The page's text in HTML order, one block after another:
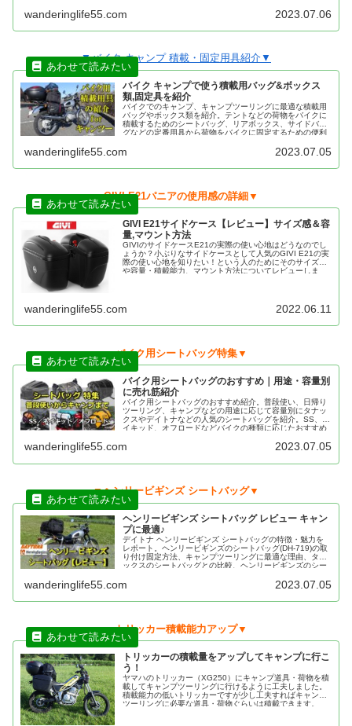
wanderinglife55.com 2023.07.06
▼バイク キャンプ 積載・固定用具紹介▼
バイク キャンプで使う積載用バッグ&ボックス
類,固定具を紹介
バイクでのキャンプ、キャンプツーリングに最適な積載用
バッグやボックス類を紹介。テントなどの荷物をバイクに
積載するためのシートバッグ、リアボックス、サイドバッ
グなどの定番用具から荷物をバイクに固定するための便利
wanderinglife55.com 2023.07.05
▼GIVI E21パニアの使用感の詳細▼
GIVI E21サイドケース【レビュー】サイズ感＆容
量,マウント方法
GIVIのサイドケースE21の実際の使い心地はどうなのでし
ょうか？小ぶりなサイドケースとして人気のGIVI E21の実
際の使い心地を知りたい！という人のためにそのサイズ感
や容量・積載能力、マウント方法についてレビューしま
wanderinglife55.com 2022.06.11
▼バイク用シートバッグ特集▼
バイク用シートバッグのおすすめ｜用途・容量別
に売れ筋紹介
バイク用シートバッグのおすすめ紹介。普段使い、日帰り
ツーリング、キャンプなどの用途に応じて容量別にタナッ
クスやデイトナなどの人気のシートバッグを紹介。SS、ネ
イキッド、オフロードなどバイクの種類に応じたおすすめ
wanderinglife55.com 2023.07.05
▼ヘンリービギンズ シートバッグ▼
ヘンリービギンズ シートバッグ レビュー キャン
プに最適♪
デイトナ ヘンリービギンズ シートバッグの特徴・魅力を
レポート。ヘンリービギンズのシートバッグ(DH-719)の取
り付け固定方法、キャンプツーリングに最適な理由、タナ
ックスのシートバッグとの比較、ヘンリービギンズのシー
wanderinglife55.com 2023.07.05
▼トリッカー積載能力アップ▼
トリッカーの積載量をアップしてキャンプに行こ
う！
ヤマハのトリッカー（XG250）にキャンプ道具・荷物を積
載してキャンプツーリングに行けるように工夫しました。
積載能力の低いトリッカーですが少し工夫すればキャンプ
ツーリングに必要な道具・荷物ぐらいは積載できます。